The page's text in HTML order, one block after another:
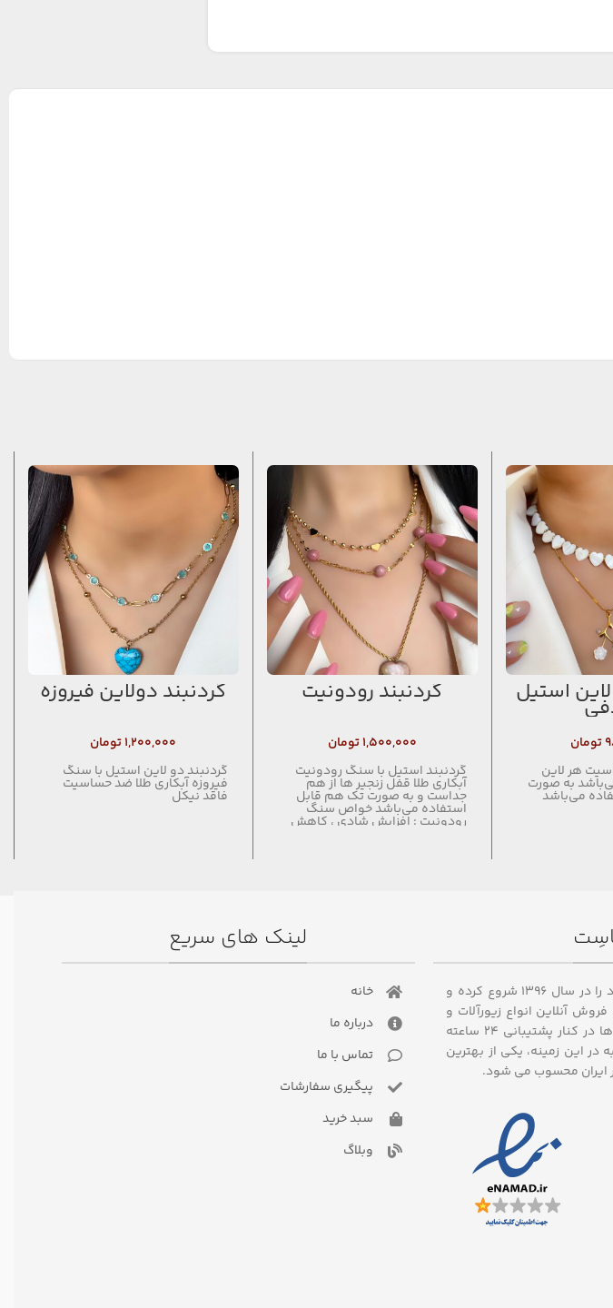
استیل
تومان
هر لاین
به صورت
می‌باشد
گردنبند رودونیت
۱,۵۰۰,۰۰۰تومان
گردنبند استیل با سنگ رودونیت
آبکاری طلا قفل زنجیر ها از هم
جداست و به صورت تک هم قابل
استفاده می‌باشد خواص سنگ
رودونیت : افزایش شادی ، کاهش
گردنبند دولاین فیروزه
۱,۲۰۰,۰۰۰تومان
گردنبند دو لاین استیل با سنگ
فیروزه آبکاری طلا ضد حساسیت
فاقد نیکل
فروشگاه آدیناست فعالیت خود را در سال ۱۳۹۶ شروع کرده و
آنلاین انواع زیورآلات و
ساعت های مچی از تمام برند ها در کنار پشتیبانی ۲۴ ساعته
از 5 سال تجربه در این زمینه، یکی از بهترین
ایران محسوب می شود.
لینک های سریع
خانه
درباره ما
تماس با ما
پیگیری سفارشات
سبد خرید
وبلاگ